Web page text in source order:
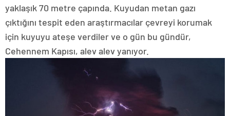
yaklaşık 70 metre çapında. Kuyudan metan gazı
çıktığını tespit eden araştırmacılar çevreyi korumak
için kuyuyu ateşe verdiler ve o gün bu gündür,
Cehennem Kapısı, alev alev yanıyor.